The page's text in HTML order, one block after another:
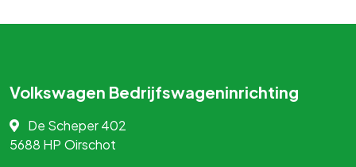
Volkswagen Bedrijfswageninrichting
De Scheper 402
5688 HP Oirschot